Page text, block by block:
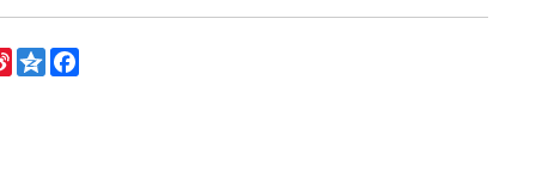
Sina
Weibo
QzoneFacebook